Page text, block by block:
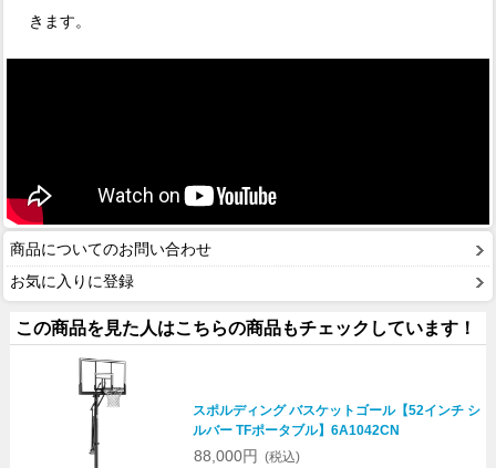
きます。
商品についてのお問い合わせ
お気に入りに登録
この商品を見た人はこちらの商品もチェックしています！
スポルディング バスケットゴール【52インチ シ
ルバー TFポータブル】6A1042CN
88,000円 (税込)